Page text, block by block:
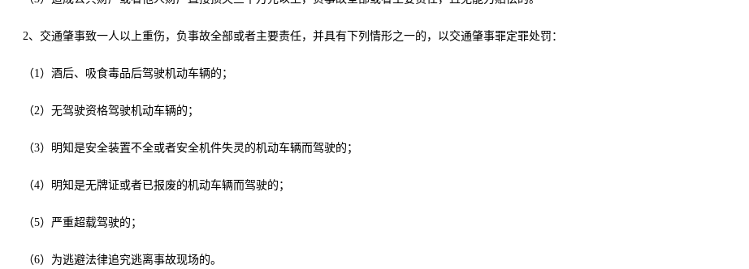
2、交通肇事致一人以上重伤，负事故全部或者主要责任，并具有下列情形之一的，以交通肇事罪定罪处罚：
（1）酒后、吸食毒品后驾驶机动车辆的；
（2）无驾驶资格驾驶机动车辆的；
（3）明知是安全装置不全或者安全机件失灵的机动车辆而驾驶的；
（4）明知是无牌证或者已报废的机动车辆而驾驶的；
（5）严重超载驾驶的；
（6）为逃避法律追究逃离事故现场的。